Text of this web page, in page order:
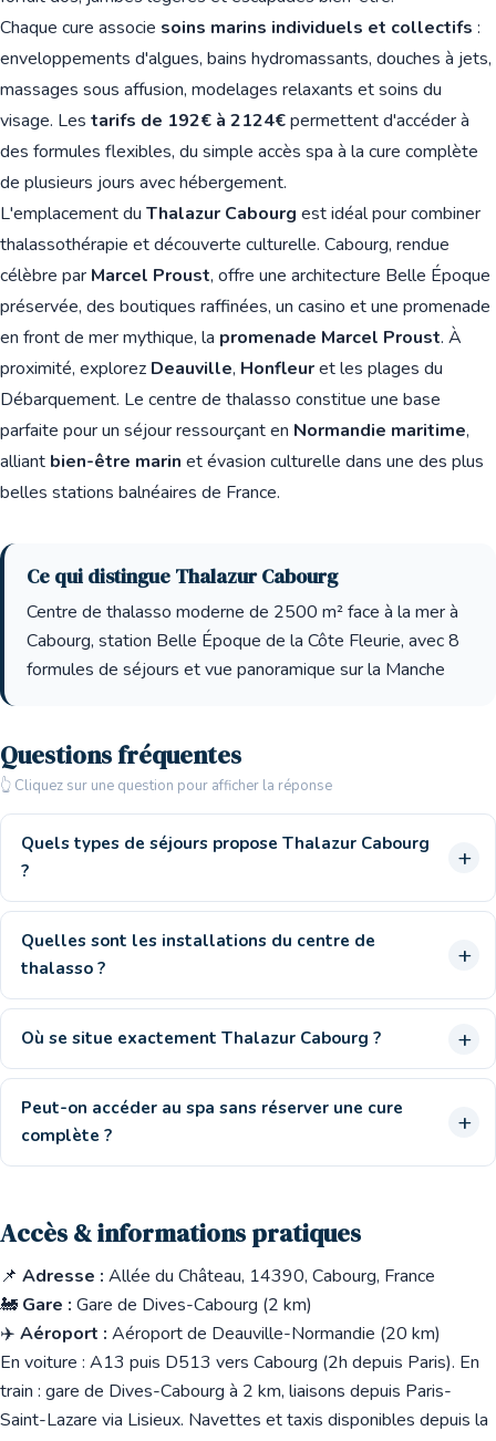
Chaque cure associe soins marins individuels et collectifs :
enveloppements d'algues, bains hydromassants, douches à jets,
massages sous affusion, modelages relaxants et soins du
visage. Les tarifs de 192€ à 2124€permettent d'accéder à
des formules flexibles, du simple accès spa à la cure complète
de plusieurs jours avec hébergement.
L'emplacement du Thalazur Cabourg est idéal pour combiner
thalassothérapie et découverte culturelle. Cabourg, rendue
célèbre par Marcel Proust, offre une architecture Belle Époque
préservée, des boutiques raffinées, un casino et une promenade
en front de mer mythique, la promenade Marcel Proust. À
proximité, explorez Deauville, Honfleuret les plages du
Débarquement. Le centre de thalasso constitue une base
parfaite pour un séjour ressourçant en Normandie maritime,
alliant bien-être marin et évasion culturelle dans une des plus
belles stations balnéaires de France.
Ce qui distingue Thalazur Cabourg
Centre de thalasso moderne de 2500 m² face à la mer à
Cabourg, station Belle Époque de la Côte Fleurie, avec 8
formules de séjours et vue panoramique sur la Manche
Questions fréquentes
👆 Cliquez sur une question pour afficher la réponse
Quels types de séjours propose Thalazur Cabourg
?
Quelles sont les installations du centre de
thalasso ?
Où se situe exactement Thalazur Cabourg ?
Peut-on accéder au spa sans réserver une cure
complète ?
Accès & informations pratiques
📌 Adresse : Allée du Château, 14390, Cabourg, France
🚂 Gare : Gare de Dives-Cabourg (2 km)
✈️ Aéroport : Aéroport de Deauville-Normandie (20 km)
En voiture : A13 puis D513 vers Cabourg (2h depuis Paris). En
train : gare de Dives-Cabourg à 2 km, liaisons depuis Paris-
Saint-Lazare via Lisieux. Navettes et taxis disponibles depuis la